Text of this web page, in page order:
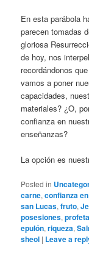
En esta parábola
parecen tomadas
gloriosa
de hoy, nos
recordándonos
vamos a poner
capacidades,
materiales? ¿O,
confianza en
enseñanzas?
La opción es
Posted in
carne,confianza
san Lucas,fruto,
posesiones,profeta
epulón,riqueza,
sheol | Leave a